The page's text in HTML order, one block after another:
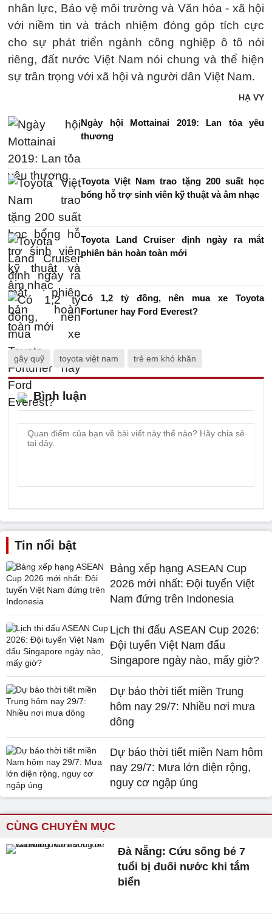
nhân lực, Bảo vệ môi trường và Văn hóa - xã hội
với niềm tin và trách nhiệm đóng góp tích cực
cho sự phát triển ngành công nghiệp ô tô nói
riêng, đất nước Việt Nam nói chung và thể hiện
sự trân trọng với xã hội và người dân Việt Nam.
HẠ VY
Ngày hội Mottainai 2019: Lan tỏa yêu
thương
Toyota Việt Nam trao tặng 200 suất học
bổng hỗ trợ sinh viên kỹ thuật và âm nhạc
Toyota Land Cruiser định ngày ra mắt
phiên bản hoàn toàn mới
Có 1,2 tỷ đồng, nên mua xe Toyota
Fortuner hay Ford Everest?
gây quỹ toyota việt nam trẻ em khó khăn
Bình luận
Tin nổi bật
Bảng xếp hạng ASEAN Cup
2026 mới nhất: Đội tuyển Việt
Nam đứng trên Indonesia
Lịch thi đấu ASEAN Cup 2026:
Đội tuyển Việt Nam đấu
Singapore ngày nào, mấy giờ?
Dự báo thời tiết miền Trung
hôm nay 29/7: Nhiều nơi mưa
dông
Dự báo thời tiết miền Nam hôm
nay 29/7: Mưa lớn diện rộng,
nguy cơ ngập úng
CÙNG CHUYÊN MỤC
Đà Nẵng: Cứu sống bé 7
tuổi bị đuối nước khi tắm
biển